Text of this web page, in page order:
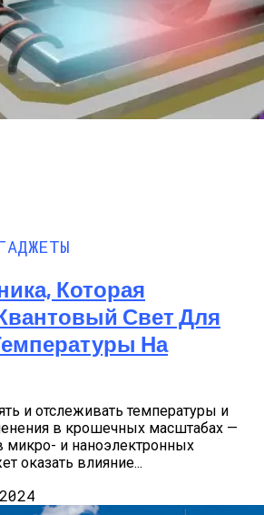
Которая
Свет Для
На
и отслеживать температуры и
в крошечных масштабах —
микро- и наноэлектронных
оказать влияние...